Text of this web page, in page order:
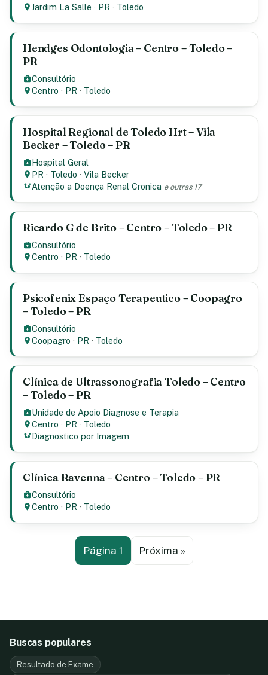
Jardim La Salle · PR · Toledo
Hendges Odontologia – Centro – Toledo –
PR
Consultório
Centro · PR · Toledo
Hospital Regional de Toledo Hrt – Vila
Becker – Toledo – PR
Hospital Geral
PR · Toledo ·Vila Becker
Atenção a Doença Renal Cronica e outras 17
Ricardo G de Brito – Centro – Toledo – PR
Consultório
Centro · PR · Toledo
Psicofenix Espaço Terapeutico – Coopagro
– Toledo – PR
Consultório
Coopagro · PR · Toledo
Clínica de Ultrassonografia Toledo – Centro
– Toledo – PR
Unidade de Apoio Diagnose e Terapia
Centro · PR · Toledo
Diagnostico por Imagem
Clínica Ravenna – Centro – Toledo – PR
Consultório
Centro · PR · Toledo
Página 1 Próxima »
Buscas populares
Resultado de Exame